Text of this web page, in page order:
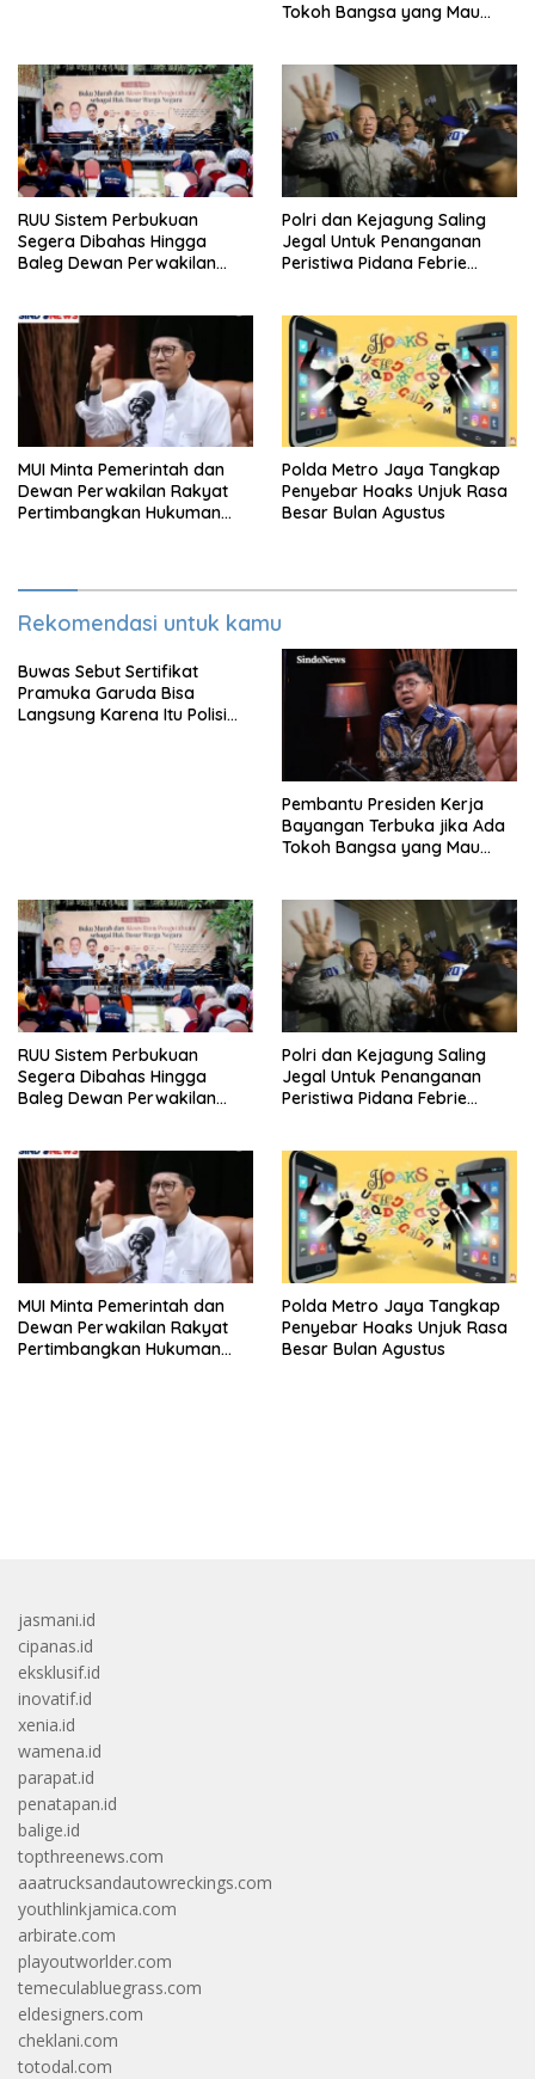
Tokoh Bangsa yang Mau
RUU Sistem Perbukuan
Segera Dibahas Hingga
Baleg Dewan Perwakilan
Polri dan Kejagung Saling
Jegal Untuk Penanganan
Peristiwa Pidana Febrie
MUI Minta Pemerintah dan
Dewan Perwakilan Rakyat
Pertimbangkan Hukuman
Polda Metro Jaya Tangkap
Penyebar Hoaks Unjuk Rasa
Besar Bulan Agustus
Rekomendasi untuk kamu
Buwas Sebut Sertifikat
Pramuka Garuda Bisa
Langsung Karena Itu Polisi
Pembantu Presiden Kerja
Bayangan Terbuka jika Ada
Tokoh Bangsa yang Mau
RUU Sistem Perbukuan
Segera Dibahas Hingga
Baleg Dewan Perwakilan
Polri dan Kejagung Saling
Jegal Untuk Penanganan
Peristiwa Pidana Febrie
MUI Minta Pemerintah dan
Dewan Perwakilan Rakyat
Pertimbangkan Hukuman
Polda Metro Jaya Tangkap
Penyebar Hoaks Unjuk Rasa
Besar Bulan Agustus
jasmani.id
cipanas.id
eksklusif.id
inovatif.id
xenia.id
wamena.id
parapat.id
penatapan.id
balige.id
topthreenews.com
aaatrucksandautowreckings.com
youthlinkjamica.com
arbirate.com
playoutworlder.com
temeculabluegrass.com
eldesigners.com
cheklani.com
totodal.com